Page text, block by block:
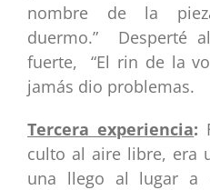
nombre de la
duermo.” Desperté
fuerte, “El rin de la
jamás dio problemas.
Tercera experiencia:
culto al aire libre, era
una llego al lugar